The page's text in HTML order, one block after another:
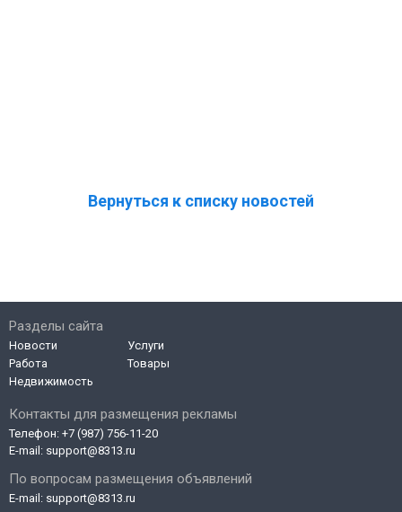
Вернуться к списку новостей
Контакты для размещения рекламы
Телефон: +7 (987) 756-11-20
E-mail: support@8313.ru
По вопросам размещения объявлений
E-mail: support@8313.ru
Разделы сайта
Новости
Работа
Недвижимость
Услуги
Товары